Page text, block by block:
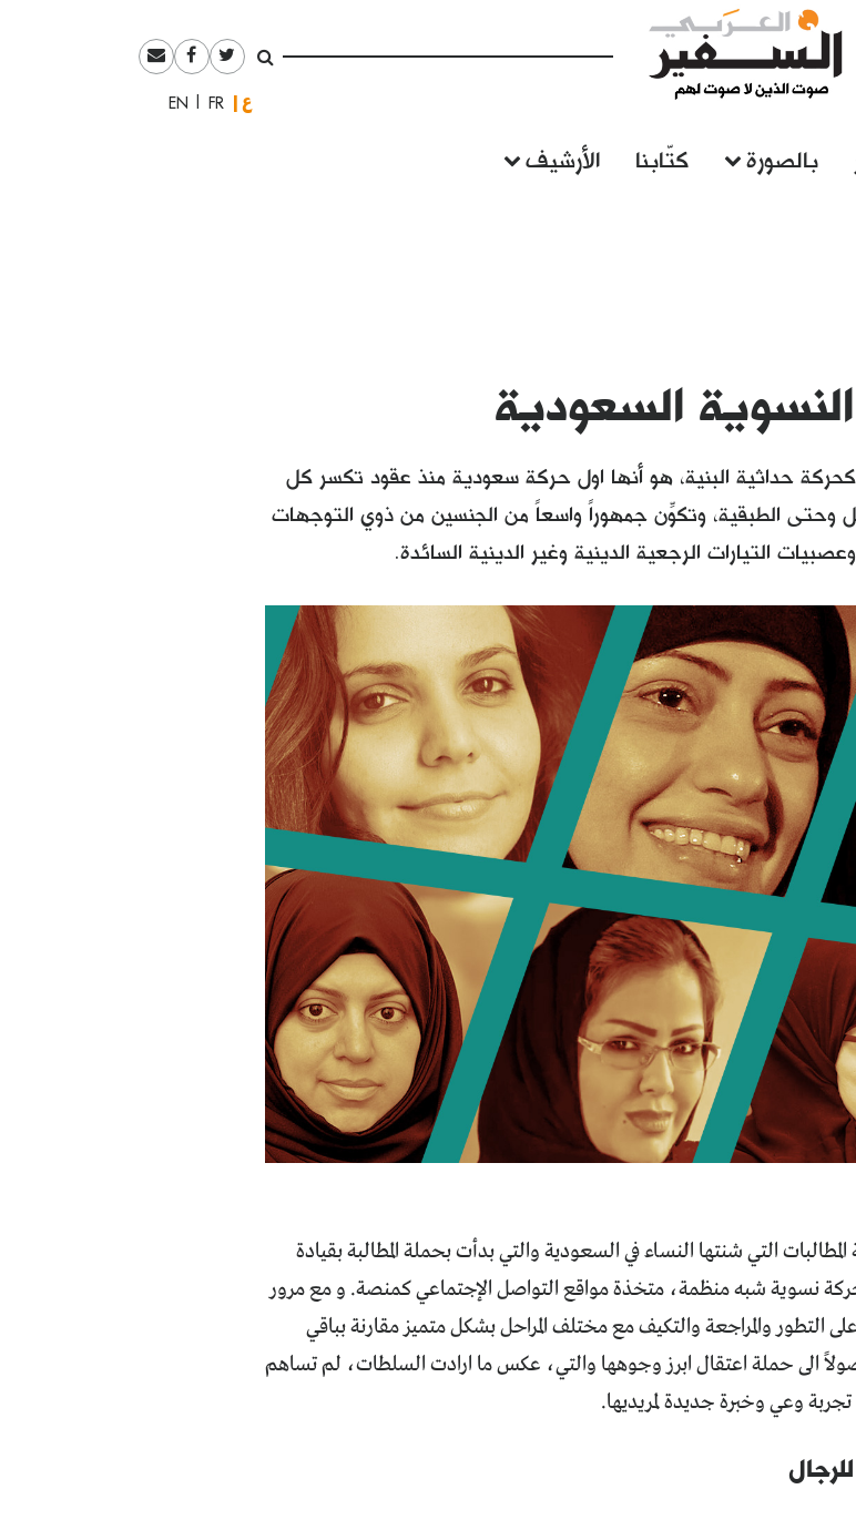
العربيةFrançais
English
بالصورة كتّابنا الأرشيف
السعودية
حداثية البنية، هو أنها اول حركة سعودية منذ عقود تكسر كل
بل وحتى الطبقية، وتكوِّن جمهوراً واسعاً من الجنسين من ذوي التوجهات
التيارات الرجعية الدينية وغير الدينية السائدة.
التي شنتها النساء في السعودية والتي بدأت بحملة المطالبة بقيادة
نسوية شبه منظمة، متخذة مواقع التواصل الإجتماعي كمنصة. و مع مرور
التطور والمراجعة والتكيف مع مختلف المراحل بشكل متميز مقارنة بباقي
الى حملة اعتقال ابرز وجوهها والتي، عكس ما ارادت السلطات، لم تساهم
وعي وخبرة جديدة لمريديها.